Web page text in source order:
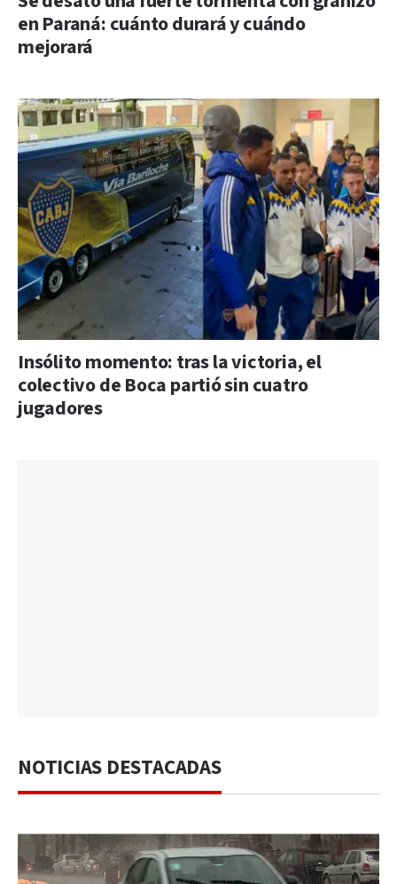
en Paraná: cuánto durará y cuándo
mejorará
Insólito momento: tras la victoria, el
colectivo de Boca partió sin cuatro
jugadores
NOTICIAS DESTACADAS